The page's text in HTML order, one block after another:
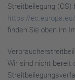
Streitbeilegung (OS)
https://
finden Sie oben im
Wir sind nicht bereit